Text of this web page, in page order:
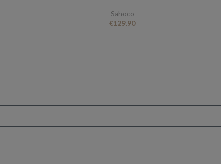
Sahoco
€129.90